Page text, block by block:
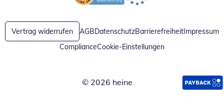
Öffnet in neuem FensterÖffnet in neuem Fenster
Vertrag widerrufen AGBDatenschutzBarrierefreiheit Impressum
ComplianceCookie-Einstellungen
© 2026 heine